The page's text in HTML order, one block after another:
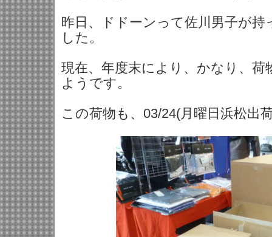
昨日、ドドーンって佐川男子が
した。
現在、年度末により、かなり、荷
ようです。
この荷物も、03/24(月曜日浜松出